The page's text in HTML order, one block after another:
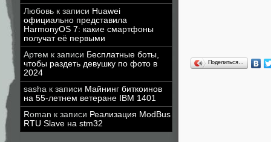
Любовь к записи Huawei
официально представила
HarmonyOS 7: какие смартфоны
получат её первыми
Артем к записи Бесплатные боты,
чтобы раздеть девушку по фото в
2024
sasha к записи Майнинг биткоинов
на 55-летнем ветеране IBM 1401
Roman к записи Реализация ModBus
RTU Slave на stm32
Поделиться…